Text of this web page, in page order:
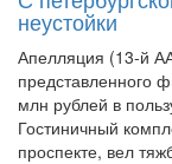
неустойки
Апелляция (13-й
представленного
млн рублей в
Гостиничный
проспекте, вел